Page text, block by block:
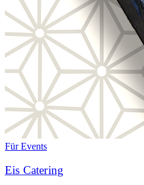
Für Events
Eis Catering